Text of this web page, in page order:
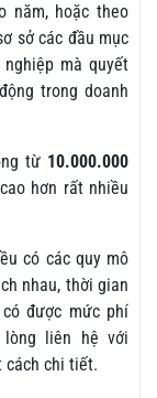
năm, hoặc theo
sở các đầu mục
mà quyết
trong doanh
từ 10.000.000
hơn rất nhiều
có các quy mô
nhau, thời gian
được mức phí
liên hệ với
cách chi tiết.